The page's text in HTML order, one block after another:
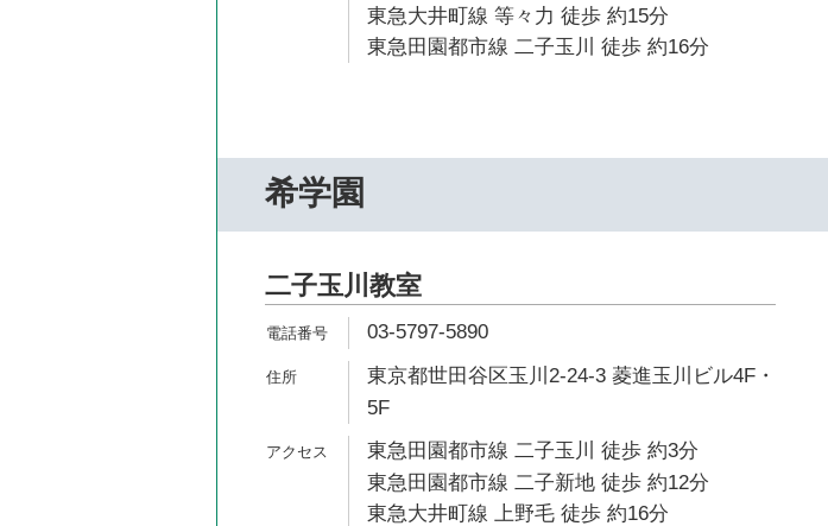
東急大井町線 等々力 徒歩 約15分
東急田園都市線 二子玉川 徒歩 約16分
希学園
二子玉川教室
03-5797-5890
東京都世田谷区玉川2-24-3 菱進玉川ビル4F・
5F
東急田園都市線 二子玉川 徒歩 約3分
東急田園都市線 二子新地 徒歩 約12分
東急大井町線 上野毛 徒歩 約16分